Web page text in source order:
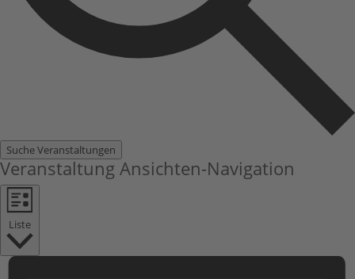
Suche Veranstaltungen
Veranstaltung Ansichten-Navigation
Liste